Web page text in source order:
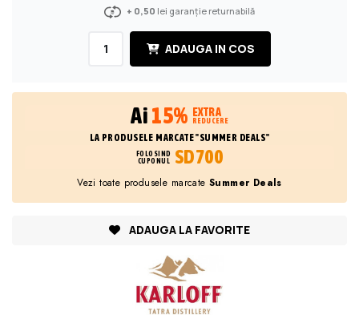
+ 0,50 lei garanție returnabilă
ADAUGA IN COS
Ai15% EXTRA
REDUCERE
LA PRODUSELE MARCATE "SUMMER DEALS"
FOLOSIND
CUPONUL
SD700
Vezi toate produsele marcate Summer Deals
ADAUGA LA FAVORITE